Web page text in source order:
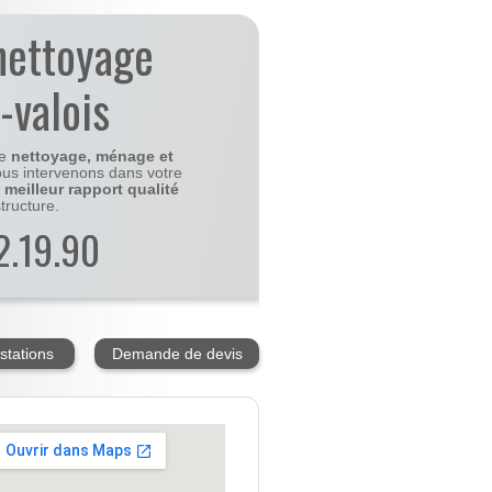
nettoyage, ménage et
intervenons dans votre
meilleur rapport qualité
Demande de devis